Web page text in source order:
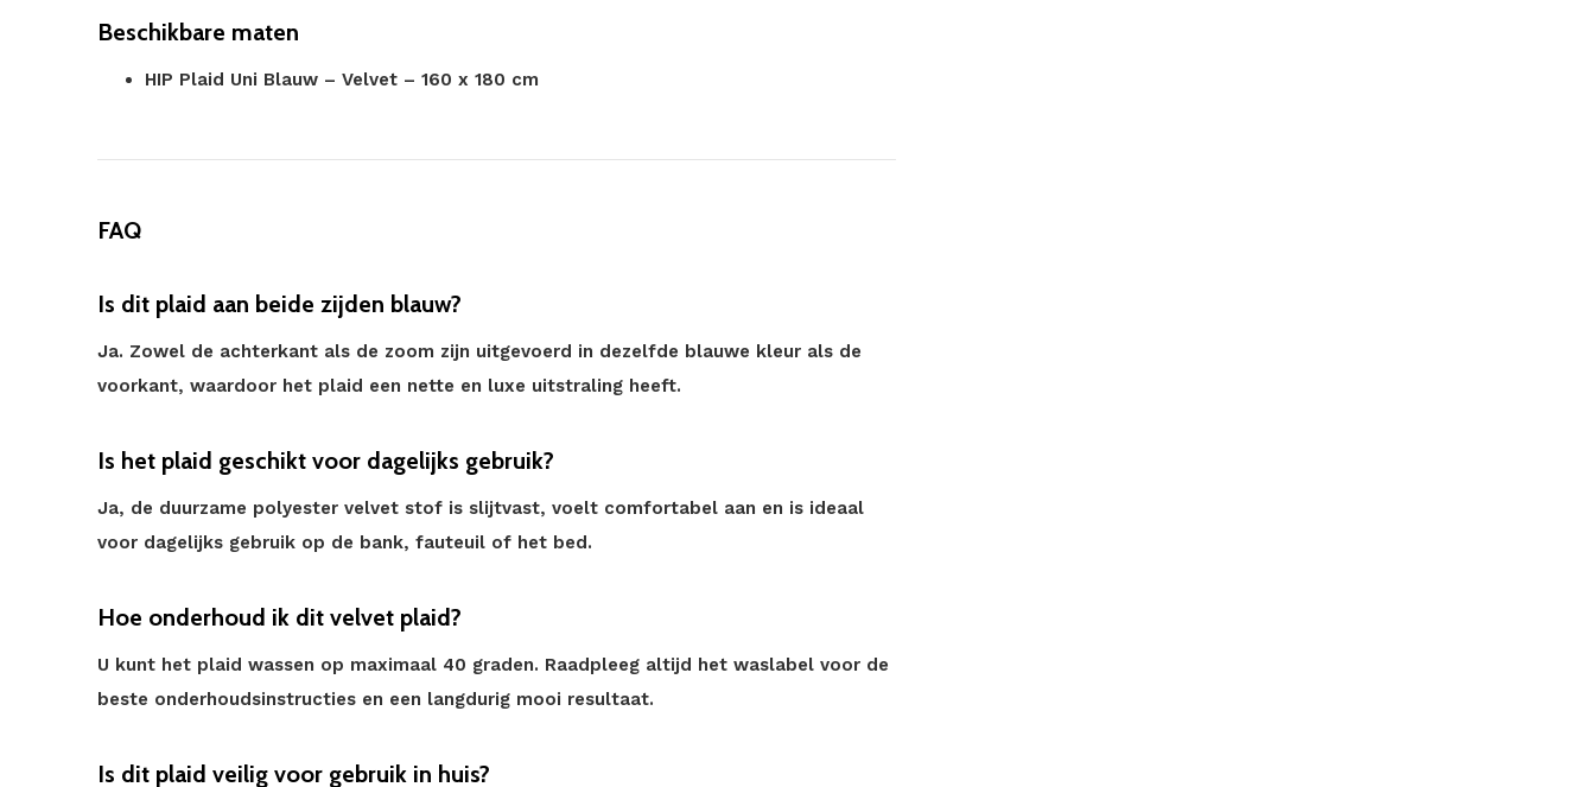
Beschikbare maten
HIP Plaid Uni Blauw – Velvet – 160 x 180 cm
FAQ
Is dit plaid aan beide zijden blauw?
Ja. Zowel de achterkant als de zoom zijn uitgevoerd in dezelfde blauwe kleur als de
voorkant, waardoor het plaid een nette en luxe uitstraling heeft.
Is het plaid geschikt voor dagelijks gebruik?
Ja, de duurzame polyester velvet stof is slijtvast, voelt comfortabel aan en is ideaal
voor dagelijks gebruik op de bank, fauteuil of het bed.
Hoe onderhoud ik dit velvet plaid?
U kunt het plaid wassen op maximaal 40 graden. Raadpleeg altijd het waslabel voor de
beste onderhoudsinstructies en een langdurig mooi resultaat.
Is dit plaid veilig voor gebruik in huis?